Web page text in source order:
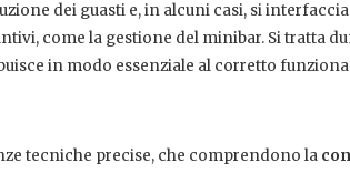
dei guasti e, in alcuni casi, si interfaccia
come la gestione del minibar. Si tratta
in modo essenziale al corretto
tecniche precise, che comprendono la